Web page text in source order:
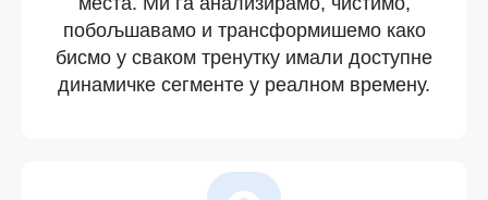
побољшавамо и трансформишемо како
бисмо у сваком тренутку имали доступне
динамичке сегменте у реалном времену.